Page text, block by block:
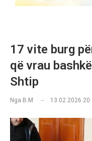
17 vite burg
që vrau
Shtip
Nga B.M 13.02.2026